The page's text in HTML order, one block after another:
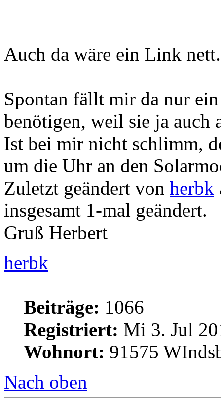
Auch da wäre ein Link
Spontan fällt mir da nur
benötigen, weil sie ja auch
Ist bei mir nicht schlimm,
um die Uhr an den
Zuletzt geändert von herbk
insgesamt 1-mal geändert.
Gruß Herbert
herbk
Beiträge: 1066
Registriert: Mi 3. Jul
Wohnort: 91575
Nach oben